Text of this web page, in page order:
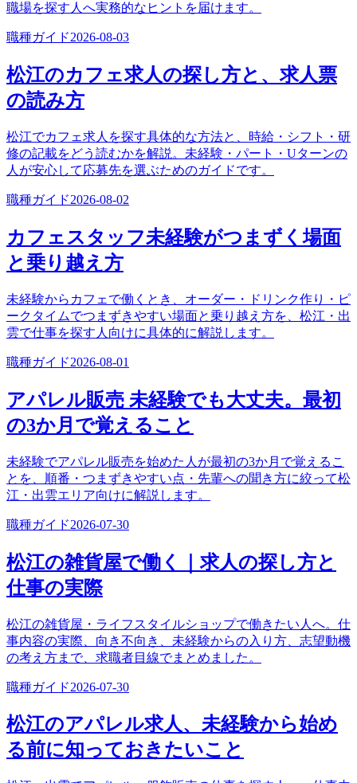
職場を探す人へ実務的なヒントを届けます。
職種ガイド2026-08-03
松江のカフェ求人の探し方と、求人票
の読み方
松江でカフェ求人を探す具体的な方法と、時給・シフト・研
修の記載をどう読むかを解説。未経験・パート・Uターンの
人が安心して応募先を選ぶためのガイドです。
職種ガイド2026-08-02
カフェスタッフ未経験がつまずく場面
と乗り越え方
未経験からカフェで働くとき、オーダー・ドリンク作り・ピ
ークタイムでつまずきやすい場面と乗り越え方を、松江・出
雲で仕事を探す人向けに具体的に解説します。
職種ガイド2026-08-01
アパレル販売 未経験でも大丈夫。最初
の3か月で覚えること
未経験でアパレル販売を始めた人が最初の3か月で覚えるこ
とを、順番・つまずきやすい点・先輩への聞き方に絞って松
江・出雲エリア向けに解説します。
職種ガイド2026-07-30
松江の雑貨屋で働く｜求人の探し方と
仕事の実際
松江の雑貨屋・ライフスタイルショップで働きたい人へ。仕
事内容の実際、向き不向き、未経験からの入り方、志望動機
の考え方まで、求職者目線でまとめました。
職種ガイド2026-07-30
松江のアパレル求人、未経験から始め
る前に知っておきたいこと